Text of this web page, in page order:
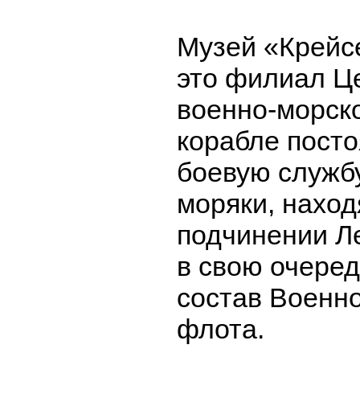
Музей
это филиал
военно-
корабле
боевую
моряки,
подчинении
в свою
состав
флота.